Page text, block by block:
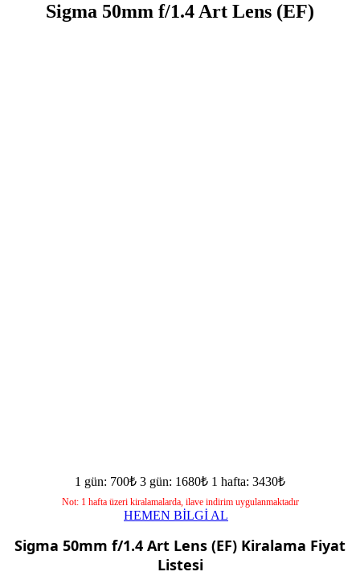
Sigma 50mm f/1.4 Art Lens (EF)
1 gün: 700₺ 3 gün: 1680₺ 1 hafta: 3430₺
Not: 1 hafta üzeri kiralamalarda, ilave indirim uygulanmaktadır
HEMEN BİLGİ AL
Sigma 50mm f/1.4 Art Lens (EF) Kiralama Fiyat
Listesi